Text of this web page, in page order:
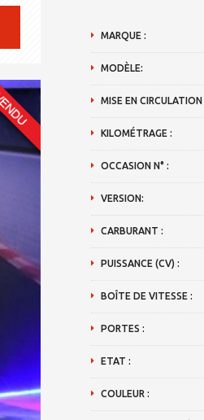
MARQUE :
MODÈLE:
MISE EN CIRCULATION
KILOMÉTRAGE :
OCCASION N° :
VERSION:
CARBURANT :
PUISSANCE (CV) :
BOÎTE DE VITESSE :
PORTES :
ETAT :
COULEUR :